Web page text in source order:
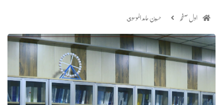
اول صفحہ حسين حامد الموسوي